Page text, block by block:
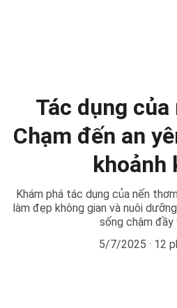
Tác dụng
Chạm đến an
khoảnh
Khám phá tác dụng của nến
làm đẹp không gian và nuôi
sống chậm đầy
5/7/2025
12